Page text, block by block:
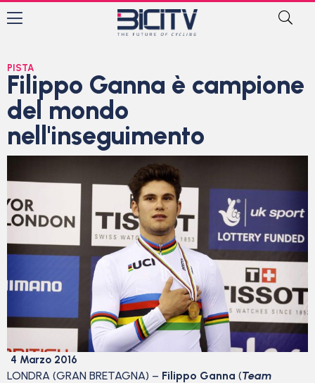
PISTA
Filippo Ganna è campione
del mondo
nell'inseguimento
4 Marzo 2016
LONDRA (GRAN BRETAGNA) – Filippo Ganna (Team